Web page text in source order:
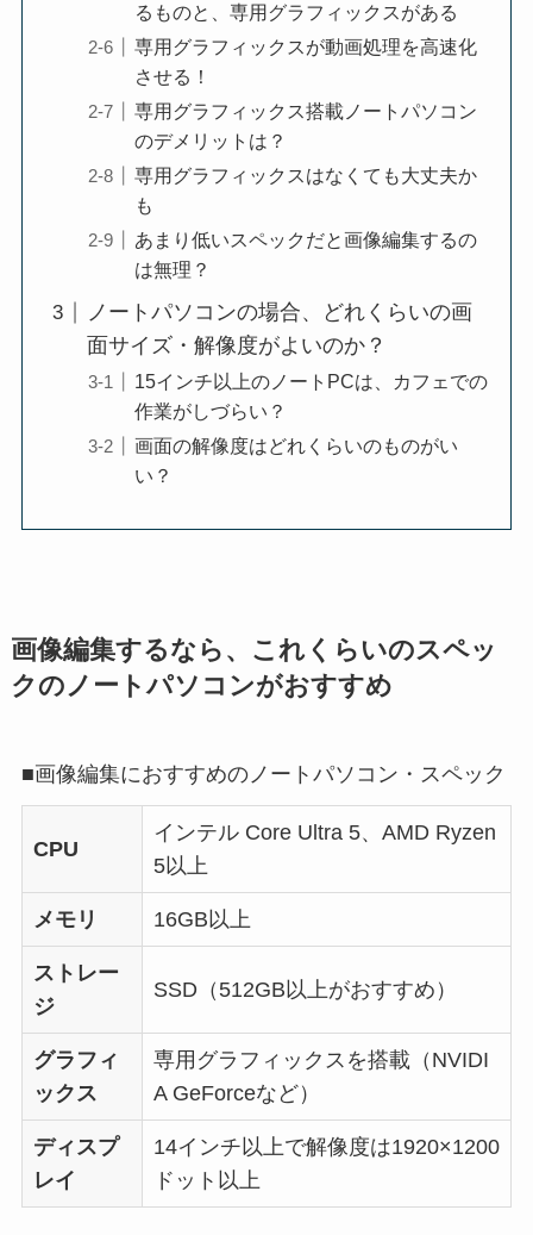
るものと、専用グラフィックスがある
専用グラフィックスが動画処理を高速化
させる！
専用グラフィックス搭載ノートパソコン
のデメリットは？
専用グラフィックスはなくても大丈夫か
も
あまり低いスペックだと画像編集するの
は無理？
ノートパソコンの場合、どれくらいの画
面サイズ・解像度がよいのか？
15インチ以上のノートPCは、カフェでの
作業がしづらい？
画面の解像度はどれくらいのものがい
い？
画像編集するなら、これくらいのスペッ
クのノートパソコンがおすすめ
■画像編集におすすめのノートパソコン・スペック
CPU
インテル Core Ultra 5、AMD Ryzen
5以上
メモリ 16GB以上
ストレー
ジ
SSD（512GB以上がおすすめ）
グラフィ
ックス
専用グラフィックスを搭載（NVIDI
A GeForceなど）
ディスプ
レイ
14インチ以上で解像度は1920×1200
ドット以上